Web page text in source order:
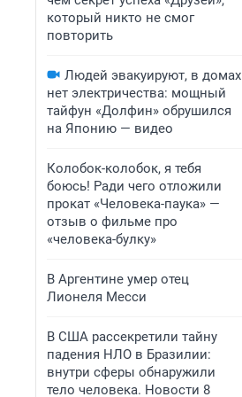
который никто не смог
повторить
Людей эвакуируют, в домах
нет электричества: мощный
тайфун «Долфин» обрушился
на Японию — видео
Колобок-колобок, я тебя
боюсь! Ради чего отложили
прокат «Человека-паука» —
отзыв о фильме про
«человека-булку»
В Аргентине умер отец
Лионеля Месси
В США рассекретили тайну
падения НЛО в Бразилии:
внутри сферы обнаружили
тело человека. Новости 8